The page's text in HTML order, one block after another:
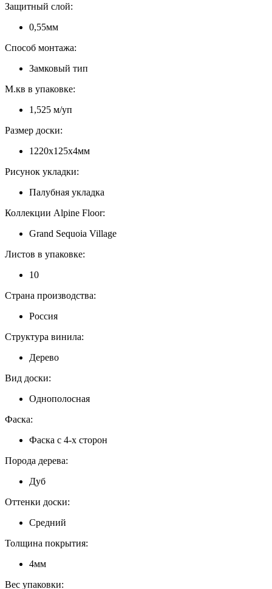
Защитный слой:
0,55мм
Способ монтажа:
Замковый тип
М.кв в упаковке:
1,525 м/уп
Размер доски:
1220х125х4мм
Рисунок укладки:
Палубная укладка
Коллекции Alpine Floor:
Grand Sequoia Village
Листов в упаковке:
10
Страна производства:
Россия
Структура винила:
Дерево
Вид доски:
Однополосная
Фаска:
Фаска с 4-х сторон
Порода дерева:
Дуб
Оттенки доски:
Средний
Толщина покрытия:
4мм
Вес упаковки: